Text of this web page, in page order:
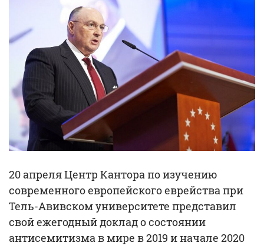
20 апреля Центр Кантора по изучению
современного европейского еврейства при
Тель-Авивском университете представил
свой ежегодный доклад о состоянии
антисемитизма в мире в 2019 и начале 2020